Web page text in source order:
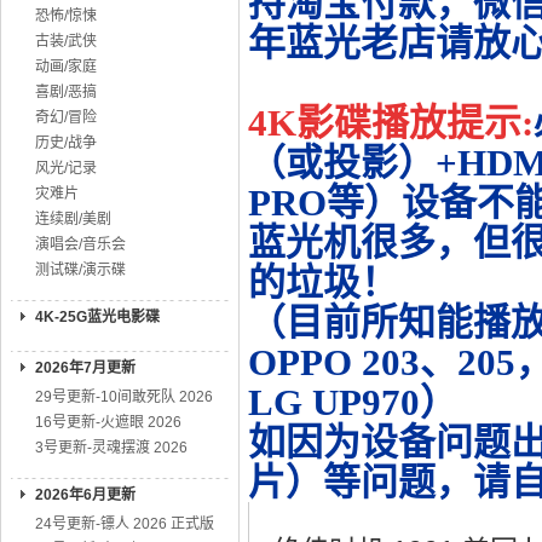
恐怖/惊悚
古装/武侠
动画/家庭
喜剧/恶搞
奇幻/冒险
历史/战争
风光/记录
灾难片
连续剧/美剧
演唱会/音乐会
测试碟/演示碟
4K-25G蓝光电影碟
2026年7月更新
29号更新-10间敢死队 2026
16号更新-火遮眼 2026
3号更新-灵魂摆渡 2026
2026年6月更新
24号更新-镖人 2026 正式版
年蓝光老店请放
4K影碟播放提示:
（或投影）
PRO等）设备不
蓝光机很多，但
的垃圾！
（目前所知能播
OPPO 203、205
LG UP970）
如因为设备问题
片）等问题，请